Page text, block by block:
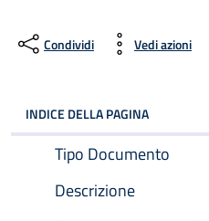
Condividi Vedi azioni
INDICE DELLA PAGINA
Tipo Documento
Descrizione